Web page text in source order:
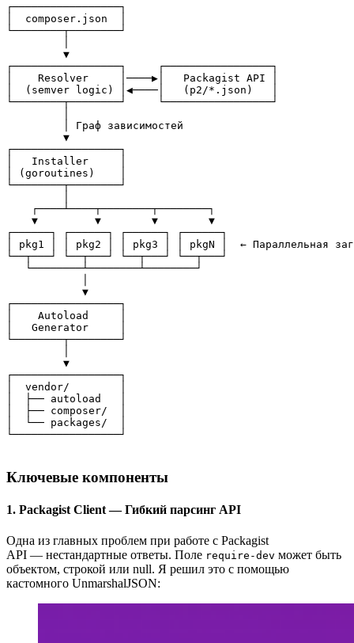
┌─────────────────┐
│  composer.json  │
└────────┬────────┘
         ▼
┌─────────────────┐     ┌─────────────────┐
│    Resolver     │────▶│   Packagist API │
│  (semver logic) │◀────│   (p2/*.json)   │
└────────┬────────┘     └─────────────────┘
         │ Граф зависимостей
         ▼
┌─────────────────┐
│   Installer     │
│ (goroutines)    │
└────────┬────────┘
    ┌────┴────┬────────┬────────┐
    ▼         ▼        ▼        ▼
┌──────┐ ┌──────┐ ┌──────┐ ┌──────┐
│ pkg1 │ │ pkg2 │ │ pkg3 │ │ pkgN │  ← Параллельная
└──┬───┘ └──┬───┘ └──┬───┘ └──┬───┘
   └────────┴────────┴────────┘
            ▼
┌─────────────────┐
│    Autoload     │
│   Generator     │
└────────┬────────┘
         ▼
┌─────────────────┐
│  vendor/        │
│  ├── autoload   │
│  ├── composer/  │
│  └── packages/  │
└─────────────────┘
Ключевые компоненты
1. Packagist Client — Гибкий парсинг API
Одна из главных проблем при работе с Packagist
API — нестандартные ответы. Поле require-dev может быть
объектом, строкой или null. Я решил это с помощью
кастомного UnmarshalJSON: